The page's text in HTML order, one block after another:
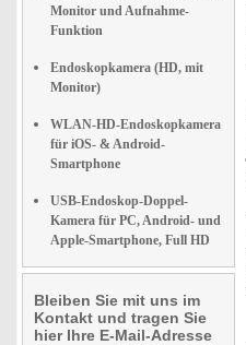
Monitor und Aufnahme-
Funktion
Endoskopkamera (HD, mit
Monitor)
WLAN-HD-Endoskopkamera
für iOS- & Android-
Smartphone
USB-Endoskop-Doppel-
Kamera für PC, Android- und
Apple-Smartphone, Full HD
Bleiben Sie mit uns im
Kontakt und tragen Sie
hier Ihre E-Mail-Adresse